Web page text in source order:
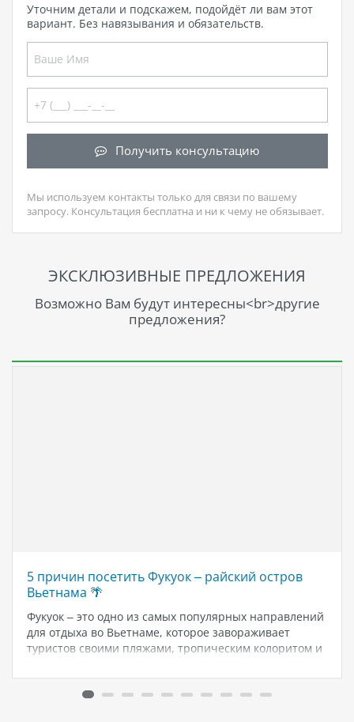
Уточним детали и подскажем, подойдёт ли вам этот
вариант. Без навязывания и обязательств.
Получить консультацию
Мы используем контакты только для связи по вашему
запросу. Консультация бесплатна и ни к чему не обязывает.
ЭКСКЛЮЗИВНЫЕ ПРЕДЛОЖЕНИЯ
Возможно Вам будут интересны<br>другие
предложения?
5 причин посетить Фукуок – райский остров
Вьетнама 🌴
Фукуок – это одно из самых популярных направлений
для отдыха во Вьетнаме, которое завораживает
туристов своими пляжами, тропическим колоритом и
подготовили для вас 5 основных причин, по которым
Фукуок должен быть в вашем списке must-visit. 1.